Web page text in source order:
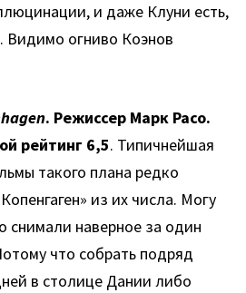
и даже Клуни есть,
Видимо огниво Коэнов
. Режиссер Марк Расо.
рейтинг 6,5. Типичнейшая
такого плана редко
из их числа. Могу
снимали наверное за один
что собрать подряд
в столице Дании либо